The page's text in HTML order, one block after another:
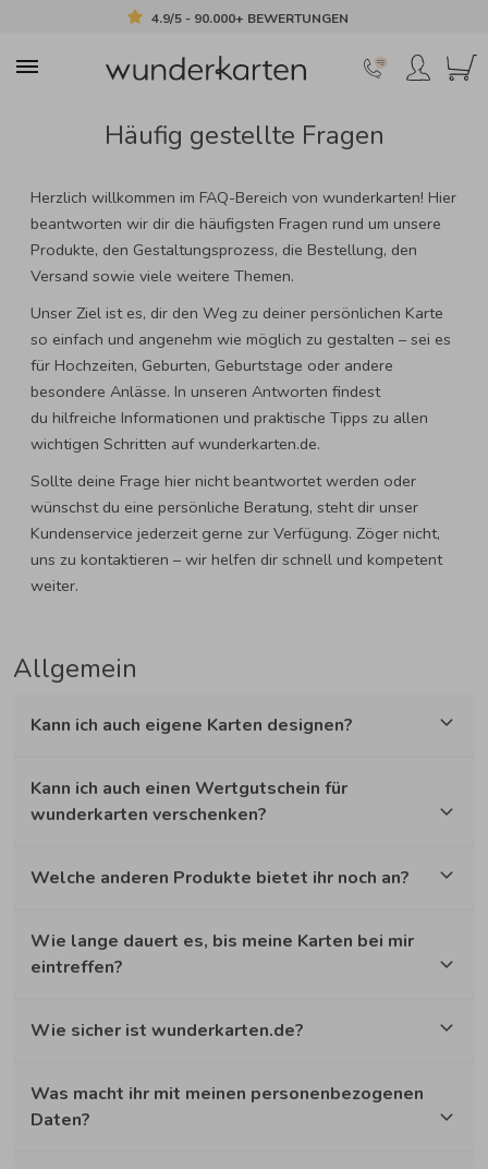
4.9/5 - 90.000+ BEWERTUNGEN
Häufig gestellte Fragen
Herzlich willkommen im FAQ-Bereich von wunderkarten! Hier
beantworten wir dir die häufigsten Fragen rund um unsere
Produkte, den Gestaltungsprozess, die Bestellung, den
Versand sowie viele weitere Themen.
Unser Ziel ist es, dir den Weg zu deiner persönlichen Karte
so einfach und angenehm wie möglich zu gestalten – sei es
für Hochzeiten, Geburten, Geburtstage oder andere
besondere Anlässe. In unseren Antworten findest
du hilfreiche Informationen und praktische Tipps zu allen
wichtigen Schritten auf wunderkarten.de.
Sollte deine Frage hier nicht beantwortet werden oder
wünschst du eine persönliche Beratung, steht dir unser
Kundenservice jederzeit gerne zur Verfügung. Zöger nicht,
uns zu kontaktieren – wir helfen dir schnell und kompetent
weiter.
Allgemein
Kann ich auch eigene Karten designen?
Kann ich auch einen Wertgutschein für
wunderkarten verschenken?
Welche anderen Produkte bietet ihr noch an?
Wie lange dauert es, bis meine Karten bei mir
eintreffen?
Wie sicher ist wunderkarten.de?
Was macht ihr mit meinen personenbezogenen
Daten?